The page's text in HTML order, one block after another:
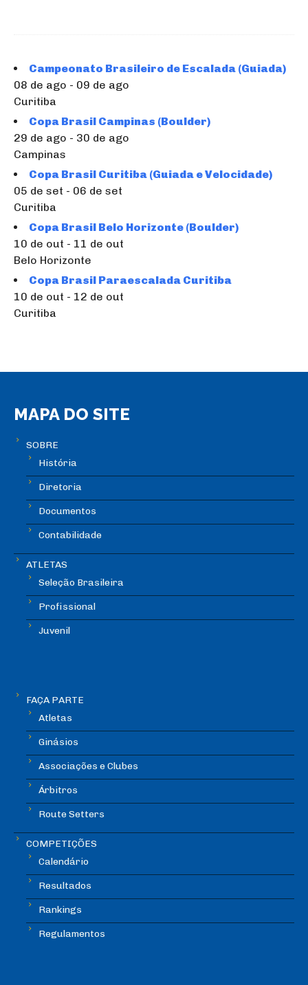
Campeonato Brasileiro de Escalada (Guiada)
08 de ago - 09 de ago
Curitiba
Copa Brasil Campinas (Boulder)
29 de ago - 30 de ago
Campinas
Copa Brasil Curitiba (Guiada e Velocidade)
05 de set - 06 de set
Curitiba
Copa Brasil Belo Horizonte (Boulder)
10 de out - 11 de out
Belo Horizonte
Copa Brasil Paraescalada Curitiba
10 de out - 12 de out
Curitiba
MAPA DO SITE
SOBRE
História
Diretoria
Documentos
Contabilidade
ATLETAS
Seleção Brasileira
Profissional
Juvenil
FAÇA PARTE
Atletas
Ginásios
Associações e Clubes
Árbitros
Route Setters
COMPETIÇÕES
Calendário
Resultados
Rankings
Regulamentos